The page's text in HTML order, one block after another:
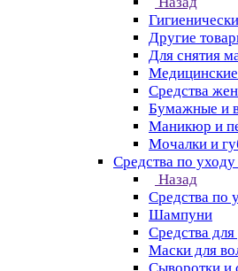
Другие
Для снятия
Средства
Бумажные и
Маникюр и
Мочалки и
Средства по
Назад
Средства по
Шампуни
Средства
Маски для